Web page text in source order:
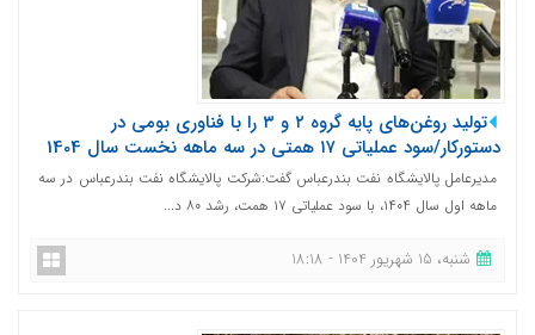
تولید روغن‌های پایه گروه ۲ و ۳ را با فناوری بومی در
دستورکار/سود عملیاتی ۱۷ همتی در سه ماهه نخست سال 1404
مدیرعامل پالایشگاه نفت بندرعباس گفت:شرکت پالایشگاه نفت بندرعباس در سه
ماهه اول سال ۱۴۰۴، با سود عملیاتی ۱۷ همت، رشد ۸۰ د...
شنبه، 15 شهریور 1404 - 18:18